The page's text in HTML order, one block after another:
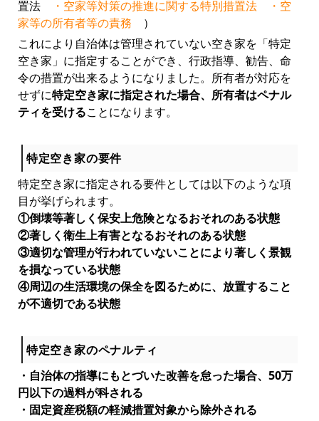
置法
・空家等対策の推進に関する特別措置法
・空
家等の所有者等の責務 ）
これにより自治体は管理されていない空き家を「特定
空き家」に指定することができ、行政指導、勧告、命
令の措置が出来るようになりました。所有者が対応を
せずに特定空き家に指定された場合、所有者はペナル
ティを受けることになります。
特定空き家の要件
特定空き家に指定される要件としては以下のような項
目が挙げられます。
①倒壊等著しく保安上危険となるおそれのある状態
②著しく衛生上有害となるおそれのある状態
③適切な管理が行われていないことにより著しく景観
を損なっている状態
④周辺の生活環境の保全を図るために、放置すること
が不適切である状態
特定空き家のペナルティ
・自治体の指導にもとづいた改善を怠った場合、50万
円以下の過料が科される
・固定資産税額の軽減措置対象から除外される